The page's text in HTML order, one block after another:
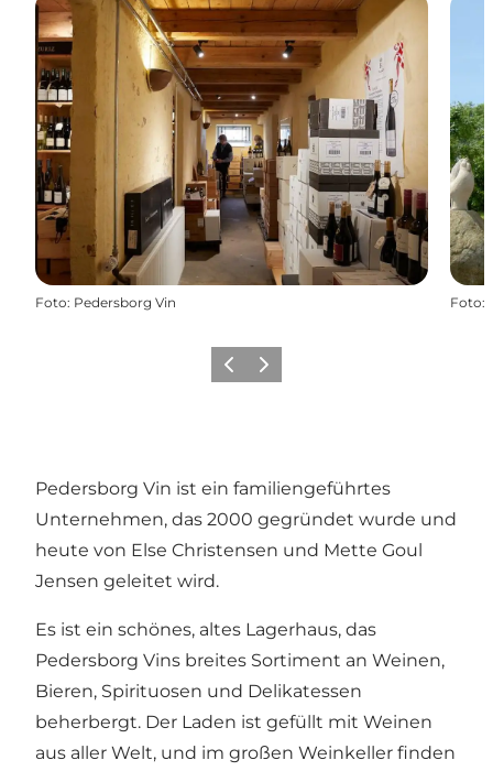
Foto: Pedersborg Vin Foto:
ZurückWeiter
Pedersborg Vin ist ein familiengeführtes
Unternehmen, das 2000 gegründet wurde und
heute von Else Christensen und Mette Goul
Jensen geleitet wird.
Es ist ein schönes, altes Lagerhaus, das
Pedersborg Vins breites Sortiment an Weinen,
Bieren, Spirituosen und Delikatessen
beherbergt. Der Laden ist gefüllt mit Weinen
aus aller Welt, und im großen Weinkeller finden